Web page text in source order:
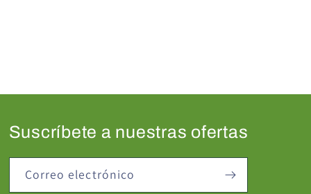
Suscríbete a nuestras ofertas
Correo electrónico